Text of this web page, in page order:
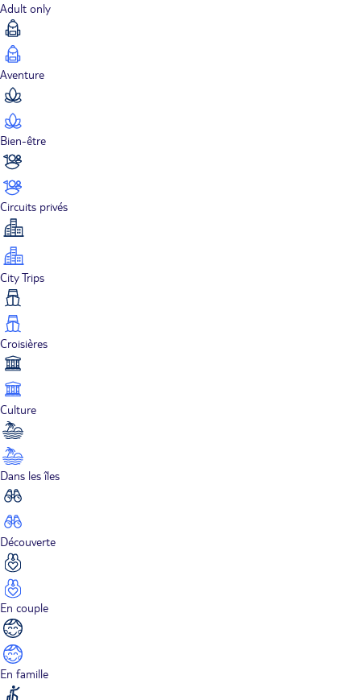
Adult only
Aventure
Bien-être
Circuits privés
City Trips
Croisières
Culture
Dans les îles
Découverte
En couple
En famille